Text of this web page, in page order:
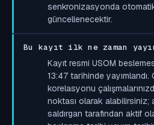
senkronizasyonda
güncellenecektir.
Bu kayıt ilk ne zaman
Kayıt resmi USOM
13:47 tarihinde
korelasyonu
noktası olarak
saldırgan tarafından aktif